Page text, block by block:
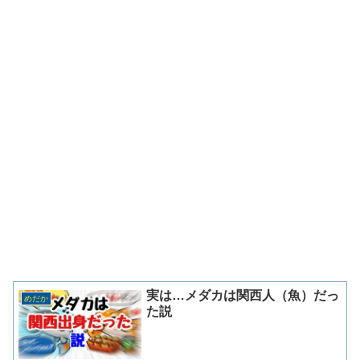
めだか
実は…メダカは関西人（魚）だっ
た説